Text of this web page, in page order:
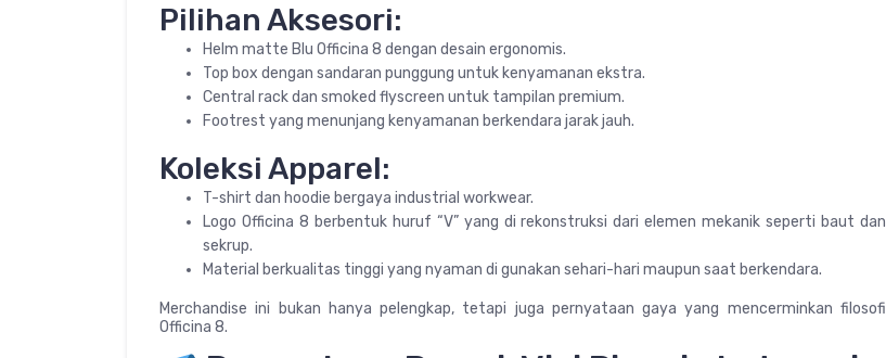
Pilihan Aksesori:
Helm matte Blu Officina 8 dengan desain ergonomis.
Top box dengan sandaran punggung untuk kenyamanan ekstra.
Central rack dan smoked flyscreen untuk tampilan premium.
Footrest yang menunjang kenyamanan berkendara jarak jauh.
Koleksi Apparel:
T-shirt dan hoodie bergaya industrial workwear.
Logo Officina 8 berbentuk huruf “V” yang di rekonstruksi dari elemen mekanik seperti baut dan
sekrup.
Material berkualitas tinggi yang nyaman di gunakan sehari-hari maupun saat berkendara.
Merchandise ini bukan hanya pelengkap, tetapi juga pernyataan gaya yang mencerminkan filosofi
Officina 8.